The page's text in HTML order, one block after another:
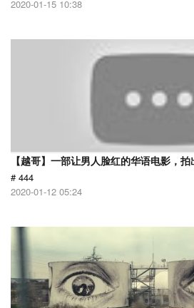
2020-01-15 10:38
【越哥】一部让男人脸红的华语电影，
# 444
2020-01-12 05:24